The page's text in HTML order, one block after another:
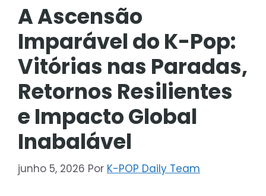
A Ascensão
Imparável do K-Pop:
Vitórias nas Paradas,
Retornos Resilientes
e Impacto Global
Inabalável
junho 5, 2026 Por K-POP Daily Team